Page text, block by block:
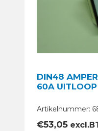
DIN48
60A UITLOOP
Artikelnummer:
€53,05